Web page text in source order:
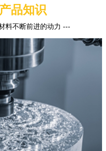
品知识
料不断前进的动力 ---